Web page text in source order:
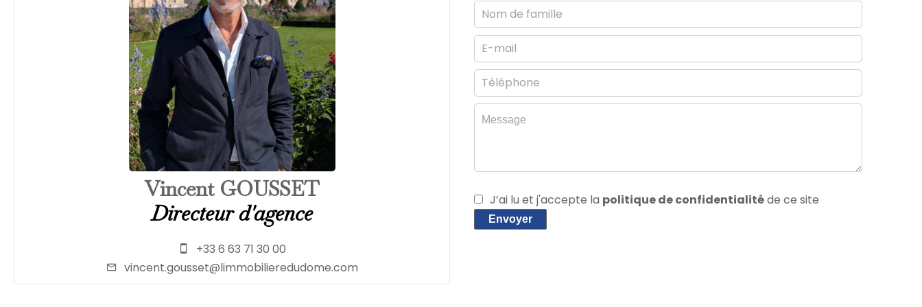
Vincent GOUSSET
Directeur d'agence
+33 6 63 71 30 00
vincent.gousset@limmobilieredudome.com
J’ai lu et j'accepte la politique de confidentialitéde ce site
Envoyer